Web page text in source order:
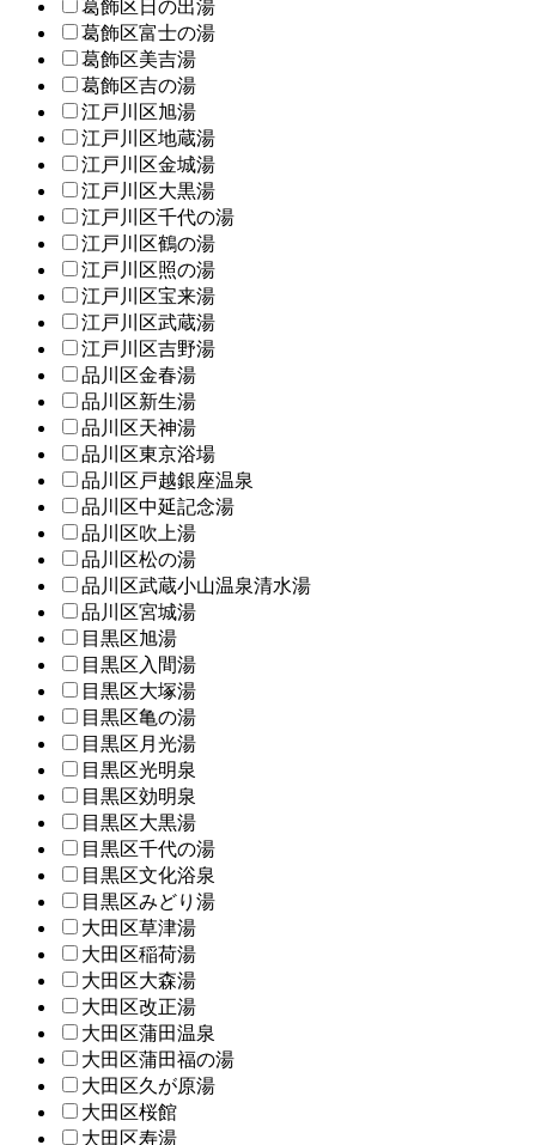
葛飾区日の出湯
葛飾区富士の湯
葛飾区美吉湯
葛飾区吉の湯
江戸川区旭湯
江戸川区地蔵湯
江戸川区金城湯
江戸川区大黒湯
江戸川区千代の湯
江戸川区鶴の湯
江戸川区照の湯
江戸川区宝来湯
江戸川区武蔵湯
江戸川区吉野湯
品川区金春湯
品川区新生湯
品川区天神湯
品川区東京浴場
品川区戸越銀座温泉
品川区中延記念湯
品川区吹上湯
品川区松の湯
品川区武蔵小山温泉清水湯
品川区宮城湯
目黒区旭湯
目黒区入間湯
目黒区大塚湯
目黒区亀の湯
目黒区月光湯
目黒区光明泉
目黒区効明泉
目黒区大黒湯
目黒区千代の湯
目黒区文化浴泉
目黒区みどり湯
大田区草津湯
大田区稲荷湯
大田区大森湯
大田区改正湯
大田区蒲田温泉
大田区蒲田福の湯
大田区久が原湯
大田区桜館
大田区寿湯